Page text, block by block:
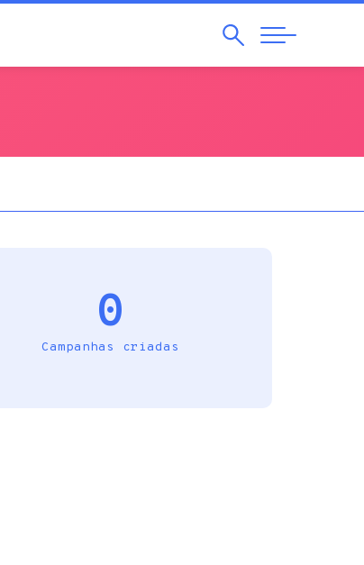
Pesquisar
Abrir
Navegação
0
Campanhas criadas